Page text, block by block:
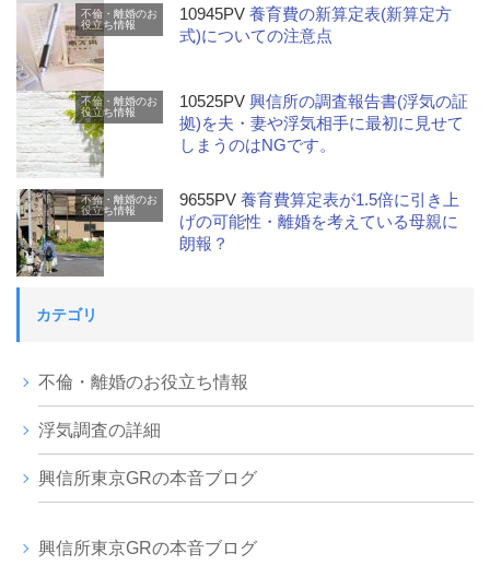
不倫・離婚のお
役立ち情報
10945PV養育費の新算定表(新算定方
式)についての注意点
不倫・離婚のお
役立ち情報
10525PV興信所の調査報告書(浮気の証
拠)を夫・妻や浮気相手に最初に見せて
しまうのはNGです。
不倫・離婚のお
役立ち情報
9655PV養育費算定表が1.5倍に引き上
げの可能性・離婚を考えている母親に
朗報？
カテゴリ
不倫・離婚のお役立ち情報
浮気調査の詳細
興信所東京GRの本音ブログ
興信所東京GRの本音ブログ